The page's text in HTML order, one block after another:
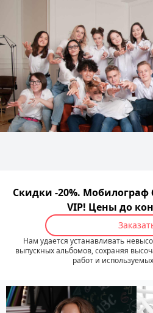
Скидки -20%. Мобилограф
VIP! Цены до
Нам удается устанавливать
выпускных альбомов, сохраняя
работ и